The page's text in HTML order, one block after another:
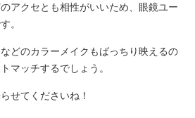
アクセとも相性がいいため、眼鏡ユー
。
どのカラーメイクもばっちり映えるの
マッチするでしょう。
せてくださいね！